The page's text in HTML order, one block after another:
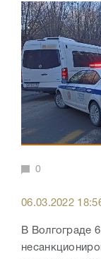
0
06.03.2022
В Волгограде